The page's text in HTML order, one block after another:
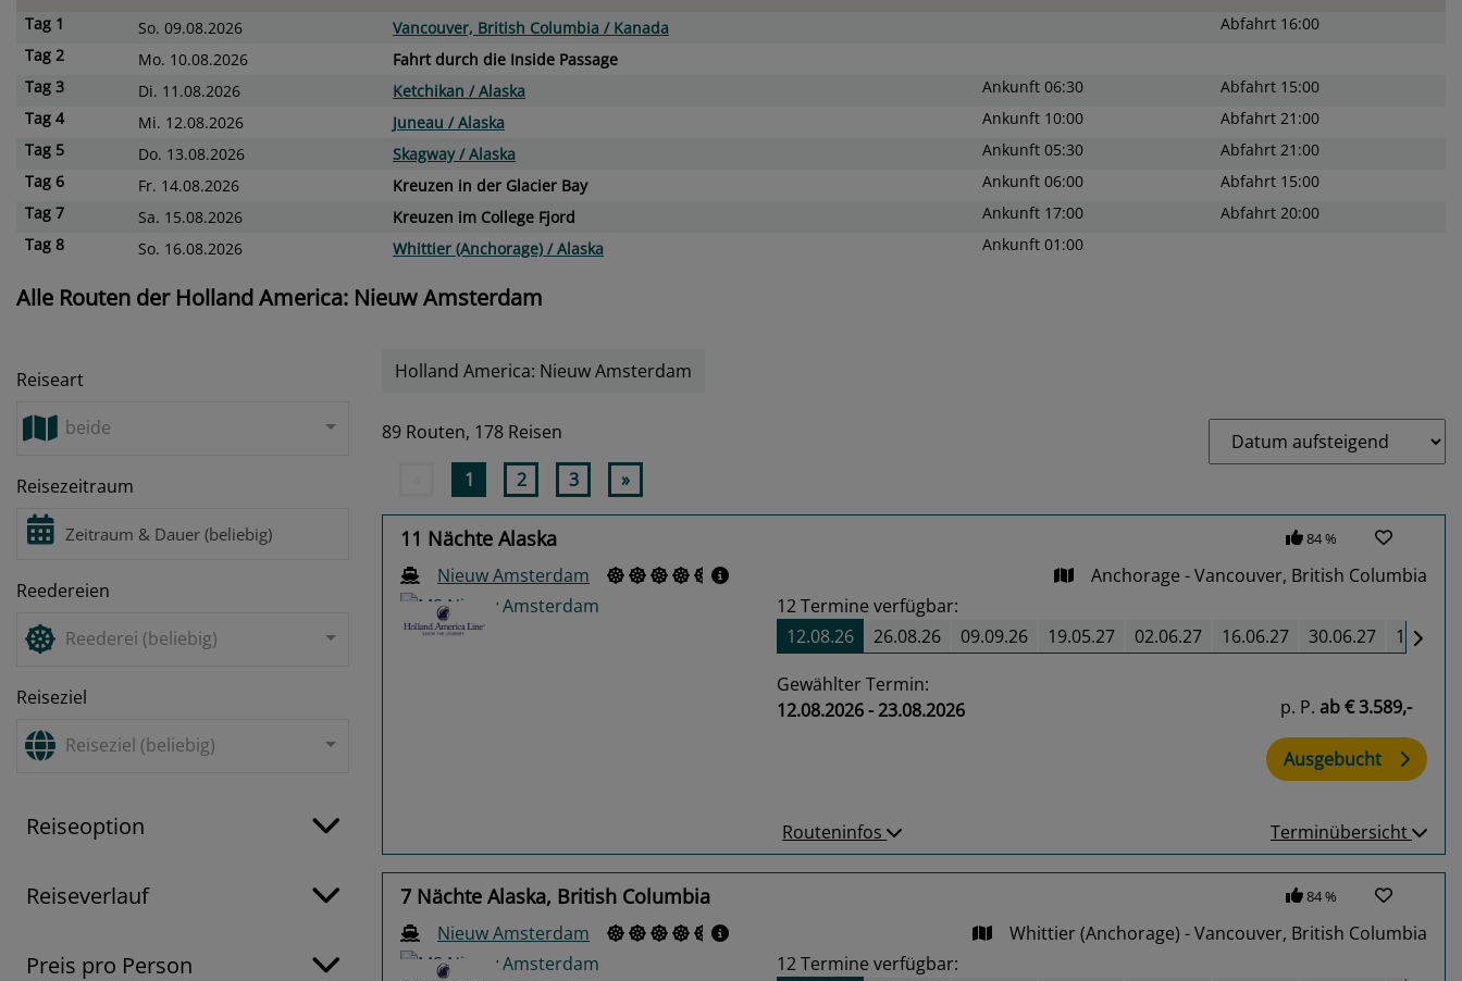
Tag 1 So. 09.08.2026 Vancouver, British Columbia / Kanada Abfahrt 16:00
Tag 2 Mo. 10.08.2026
Fahrt durch die Inside Passage
Tag 3 Di. 11.08.2026 Ketchikan / Alaska Ankunft 06:30 Abfahrt 15:00
Tag 4 Mi. 12.08.2026 Juneau / Alaska Ankunft 10:00 Abfahrt 21:00
Tag 5 Do. 13.08.2026 Skagway / Alaska Ankunft 05:30 Abfahrt 21:00
Tag 6 Fr. 14.08.2026 Kreuzen in der Glacier Bay Ankunft 06:00 Abfahrt 15:00
Tag 7 Sa. 15.08.2026 Kreuzen im College Fjord Ankunft 17:00 Abfahrt 20:00
Tag 8 So. 16.08.2026 Whittier (Anchorage) / Alaska Ankunft 01:00
Alle Routen der Holland America: Nieuw Amsterdam
Reiseart
beide
Reisezeitraum
Reedereien
Reederei (beliebig)
Reiseziel
Reiseziel (beliebig)
Reiseoption
Reiseverlauf
Preis pro Person
Holland America: Nieuw Amsterdam
89 Routen, 178 Reisen
1 2 3 »
11 Nächte Alaska 84 %
Nieuw Amsterdam Anchorage - Vancouver, British Columbia
12Termine verfügbar:
12.08.26
26.08.26 09.09.26 19.05.27 02.06.27 16.06.27 30.06.27
Gewählter Termin:
12.08.2026 - 23.08.2026
p. P. ab€ 3.589,-
Ausgebucht
Routeninfos Terminübersicht
7 Nächte Alaska, British Columbia 84 %
Nieuw Amsterdam Whittier (Anchorage) - Vancouver, British Columbia
12Termine verfügbar: